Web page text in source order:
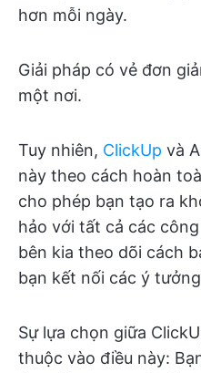
hơn mỗi ngày.
Giải pháp có vẻ đơn
một nơi.
Tuy nhiên, ClickUp và
này theo cách hoàn
cho phép bạn tạo ra
hảo với tất cả các
bên kia theo dõi cách
bạn kết nối các ý
Sự lựa chọn giữa
thuộc vào điều này: